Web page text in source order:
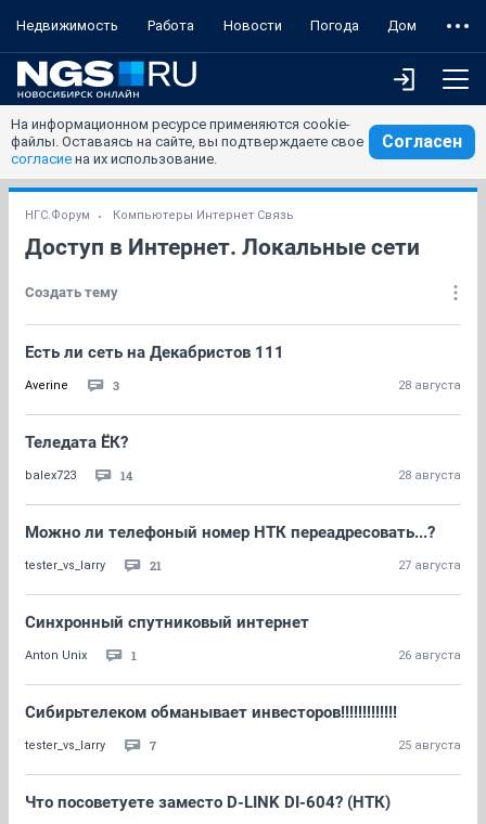
Недвижимость Работа Новости Погода Дом
На информационном ресурсе применяются cookie-
файлы. Оставаясь на сайте, вы подтверждаете свое
согласие на их использование.
Согласен
НГС.Форум Компьютеры Интернет Связь
Доступ в Интернет. Локальные сети
Создать тему
Есть ли сеть на Декабристов 111
Averine 3 28 августа
Теледата ЁК?
balex723 14 28 августа
Можно ли телефоный номер НТК переадресовать...?
tester_vs_larry 21 27 августа
Синхронный спутниковый интернет
Anton Unix 1 26 августа
Сибирьтелеком обманывает инвесторов!!!!!!!!!!!!!
tester_vs_larry 7 25 августа
Что посоветуете заместо D-LINK DI-604? (НТК)